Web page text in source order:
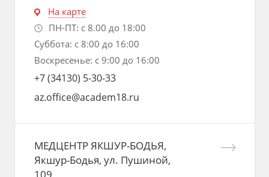
На карте
ПН-ПТ: с 8.00 до 18:00
Суббота: с 8:00 до 16:00
Воскресенье: с 9:00 до 16:00
+7 (34130) 5-30-33
az.office@academ18.ru
МЕДЦЕНТР ЯКШУР-БОДЬЯ,
Якшур-Бодья, ул. Пушиной,